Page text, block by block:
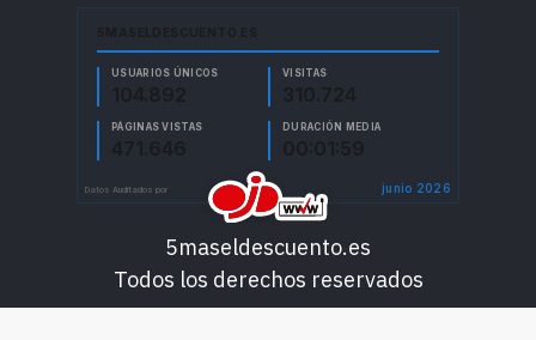
5maseldescuento.es
Todos los derechos reservados